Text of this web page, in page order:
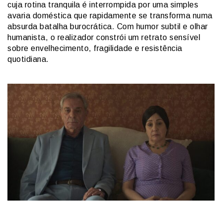
cuja rotina tranquila é interrompida por uma simples
avaria doméstica que rapidamente se transforma numa
absurda batalha burocrática. Com humor subtil e olhar
humanista, o realizador constrói um retrato sensível
sobre envelhecimento, fragilidade e resistência
quotidiana.